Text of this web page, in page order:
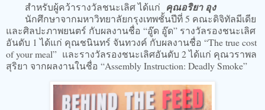
สำหรับผู้คว้ารางวัลชนะเลิศ ได้แก่ คุณอริยา อุง
นักศึกษาจากมหาวิทยาลัยกรุงเทพชั้นปีที่ 5 คณะดิจิทัลมีเดีย
และศิลปะภาพยนตร์ กับผลงานชื่อ “อู๊ด อู๊ด” รางวัลรองชนะเลิศ
อันดับ 1 ได้แก่ คุณชนินทร์ จันทวงค์ กับผลงานชื่อ “The true cost
of your meal” และรางวัลรองชนะเลิศอันดับ 2 ได้แก่ คุณวราพล
สุริยา จากผลงานในชื่อ “Assembly Instruction: Deadly Smoke”